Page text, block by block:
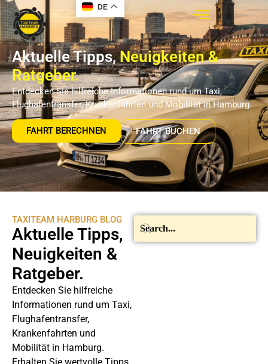
DE
Aktuelle Tipps,Neuigkeiten &
Ratgeber.
Entdecken Sie hilfreiche Informationen rund um Taxi,
Flughafentransfer, Krankenfahrten und Mobilität in Hamburg.
FAHRT BERECHNEN FAHRT BUCHEN
TAXITEAM HARBURG BLOG
Aktuelle Tipps,
Neuigkeiten &
Ratgeber.
Entdecken Sie hilfreiche
Informationen rund um Taxi,
Flughafentransfer,
Krankenfahrten und
Mobilität in Hamburg.